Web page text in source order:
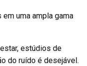
uma ampla gama
estúdios de
do ruído é desejável.